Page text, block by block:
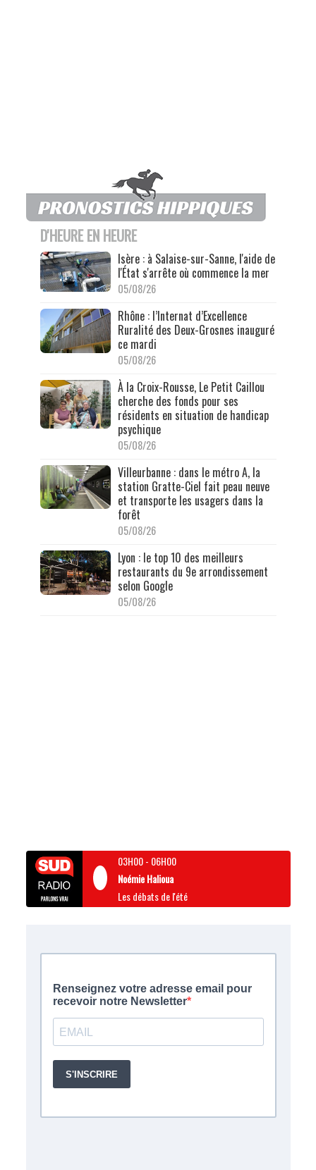
D'HEURE EN HEURE
Isère : à Salaise-sur-Sanne, l'aide de
l'État s'arrête où commence la mer
05/08/26
Rhône : l’Internat d’Excellence
Ruralité des Deux-Grosnes inauguré
ce mardi
05/08/26
À la Croix-Rousse, Le Petit Caillou
cherche des fonds pour ses
résidents en situation de handicap
psychique
05/08/26
Villeurbanne : dans le métro A, la
station Gratte-Ciel fait peau neuve
et transporte les usagers dans la
forêt
05/08/26
Lyon : le top 10 des meilleurs
restaurants du 9e arrondissement
selon Google
05/08/26
03H00- 06H00
Noémie Halioua
Les débats de l'été